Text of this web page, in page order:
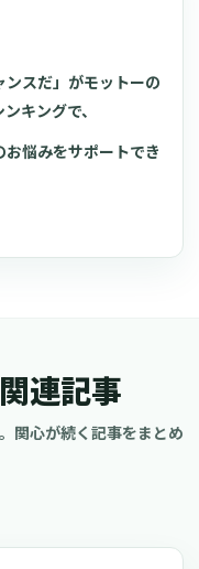
ンスだ」がモットーの
キングで、
悩みをサポートでき
連記事
関心が続く記事をまとめ